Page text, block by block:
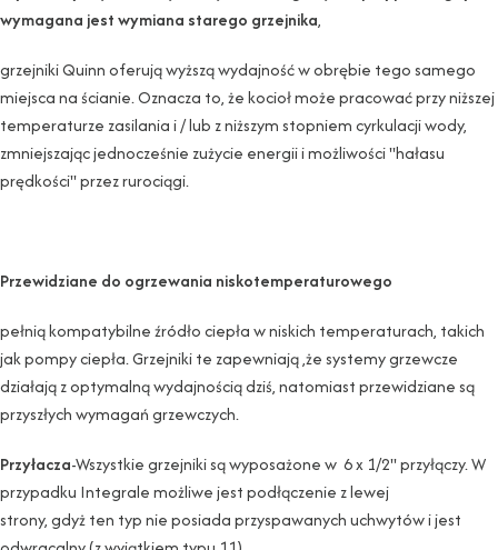
wymagana jest wymiana starego grzejnika,
grzejniki Quinn oferują wyższą wydajność w obrębie tego samego
miejsca na ścianie. Oznacza to, że kocioł może pracować przy niższej
temperaturze zasilania i / lub z niższym stopniem cyrkulacji wody,
zmniejszając jednocześnie zużycie energii i możliwości "hałasu
prędkości" przez rurociągi.
Przewidziane do ogrzewania niskotemperaturowego
pełnią kompatybilne źródło ciepła w niskich temperaturach, takich
jak pompy ciepła. Grzejniki te zapewniają ,że systemy grzewcze
działają z optymalną wydajnością dziś, natomiast przewidziane są
przyszłych wymagań grzewczych.
Przyłacza-Wszystkie grzejniki są wyposażone w 6 x 1/2" przyłączy. W
przypadku Integrale możliwe jest podłączenie z lewej
strony, gdyż ten typ nie posiada przyspawanych uchwytów i jest